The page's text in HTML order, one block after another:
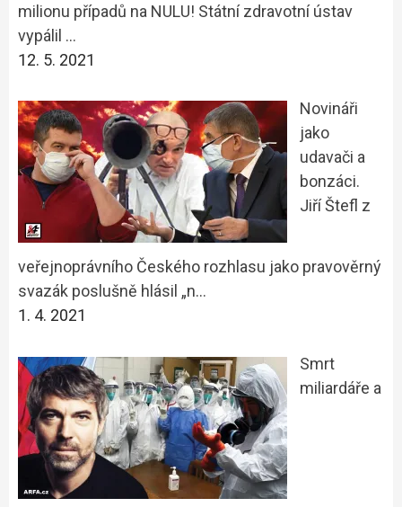
milionu případů na NULU! Státní zdravotní ústav
vypálil …
12. 5. 2021
Novináři
jako
udavači a
bonzáci.
Jiří Štefl z
veřejnoprávního Českého rozhlasu jako pravověrný
svazák poslušně hlásil „n…
1. 4. 2021
Smrt
miliardáře a